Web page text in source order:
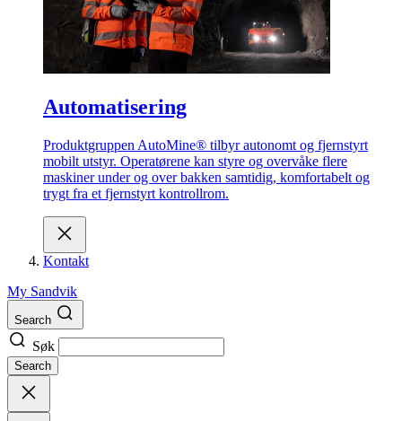
Automatisering
Produktgruppen AutoMine® tilbyr autonomt og fjernstyrt
mobilt utstyr. Operatørene kan styre og overvåke flere
maskiner under og over bakken samtidig, komfortabelt og
trygt fra et fjernstyrt kontrollrom.
Kontakt
My Sandvik
Search
Søk
Search